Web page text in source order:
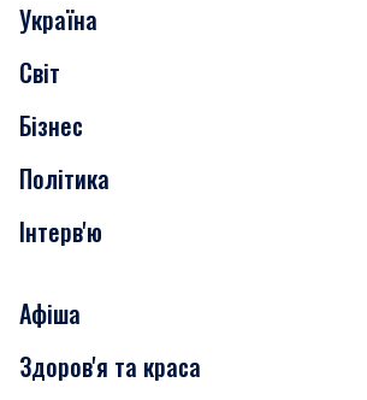
Скандали
Нерухомість
Транспорт
Україна
Світ
Бізнес
Політика
Інтерв'ю
Афіша
Сьогодні
Здоров'я та краса